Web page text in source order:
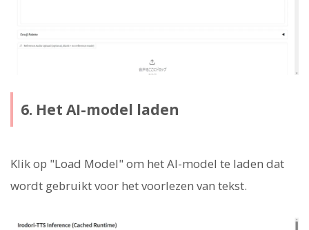
6. Het AI-model laden
Klik op "Load Model" om het AI-model te laden dat
wordt gebruikt voor het voorlezen van tekst.